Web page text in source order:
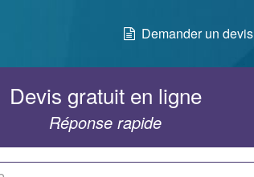
Demander un devis
Devis gratuit en ligne
Réponse rapide